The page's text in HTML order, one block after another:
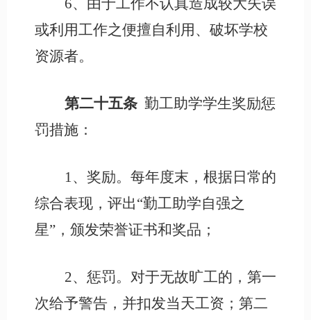
6、由于工作不认真造成较大失误
或利用工作之便擅自利用、破坏学校
资源者。
第二十五条 勤工助学学生奖励惩
罚措施：
1、奖励。每年度末，根据日常的
综合表现，评出“勤工助学自强之
星”，颁发荣誉证书和奖品；
2、惩罚。对于无故旷工的，第一
次给予警告，并扣发当天工资；第二